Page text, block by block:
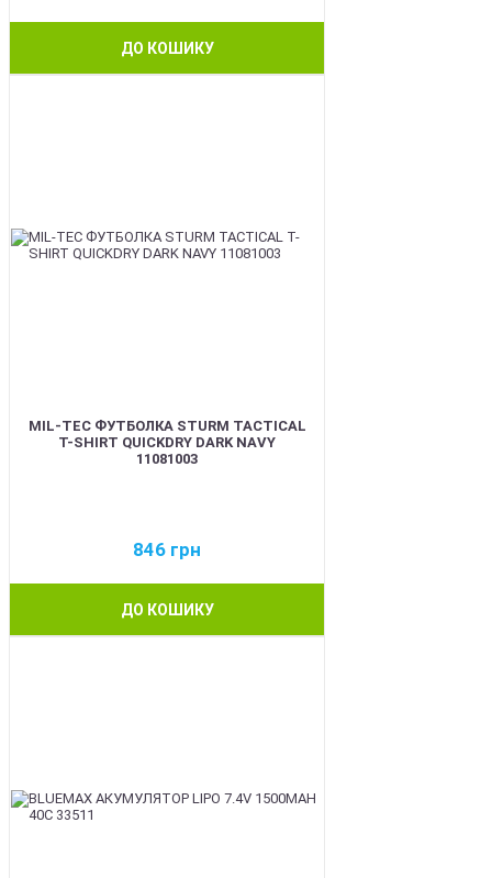
ДО КОШИКУ
MIL-TEC ФУТБОЛКА STURM TACTICAL
T-SHIRT QUICKDRY DARK NAVY
11081003
846 грн
ДО КОШИКУ